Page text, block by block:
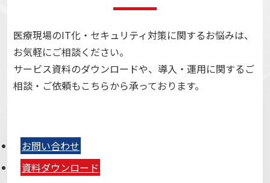
医療現場のIT化・セキュリティ対策に関するお悩みは、
お気軽にご相談ください。
サービス資料のダウンロードや、導入・運用に関するご
相談・ご依頼もこちらから承っております。
お問い合わせ
資料ダウンロード